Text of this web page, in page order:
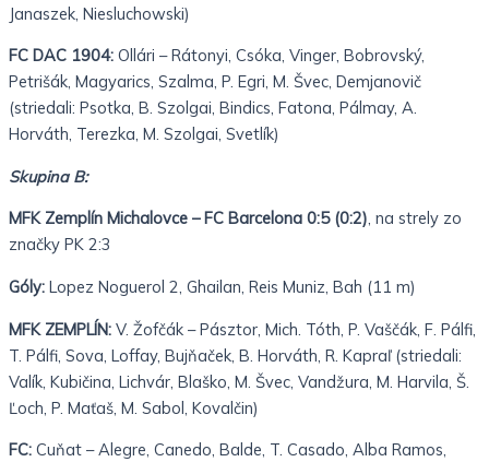
Janaszek, Niesluchowski)
FC DAC 1904: Ollári – Rátonyi, Csóka, Vinger, Bobrovský,
Petrišák, Magyarics, Szalma, P. Egri, M. Švec, Demjanovič
(striedali: Psotka, B. Szolgai, Bindics, Fatona, Pálmay, A.
Horváth, Terezka, M. Szolgai, Svetlík)
Skupina B:
MFK Zemplín Michalovce – FC Barcelona 0:5 (0:2), na strely zo
značky PK 2:3
Góly: Lopez Noguerol 2, Ghailan, Reis Muniz, Bah (11 m)
MFK ZEMPLÍN: V. Žofčák – Pásztor, Mich. Tóth, P. Vaščák, F. Pálfi,
T. Pálfi, Sova, Loffay, Bujňaček, B. Horváth, R. Kapraľ (striedali:
Valík, Kubičina, Lichvár, Blaško, M. Švec, Vandžura, M. Harvila, Š.
Ľoch, P. Maťaš, M. Sabol, Kovalčin)
FC: Cuňat – Alegre, Canedo, Balde, T. Casado, Alba Ramos,